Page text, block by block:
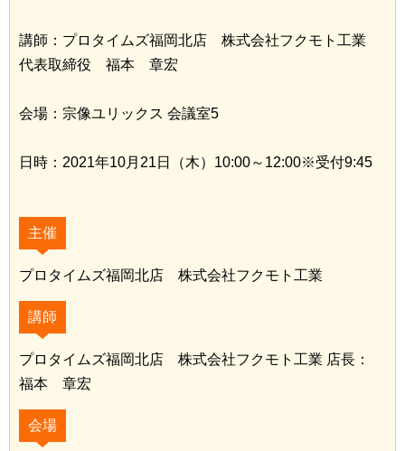
講師：プロタイムズ福岡北店 株式会社フクモト工業
代表取締役 福本 章宏
会場：宗像ユリックス 会議室5
日時：2021年10月21日（木）10:00～12:00※受付9:45
主催
プロタイムズ福岡北店 株式会社フクモト工業
講師
プロタイムズ福岡北店 株式会社フクモト工業 店長：
福本 章宏
会場